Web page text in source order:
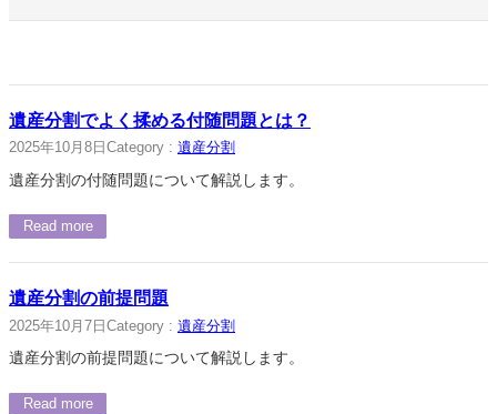
遺産分割でよく揉める付随問題とは？
2025年10月8日 Category : 遺産分割
遺産分割の付随問題について解説します。
Read more
遺産分割の前提問題
2025年10月7日 Category : 遺産分割
遺産分割の前提問題について解説します。
Read more